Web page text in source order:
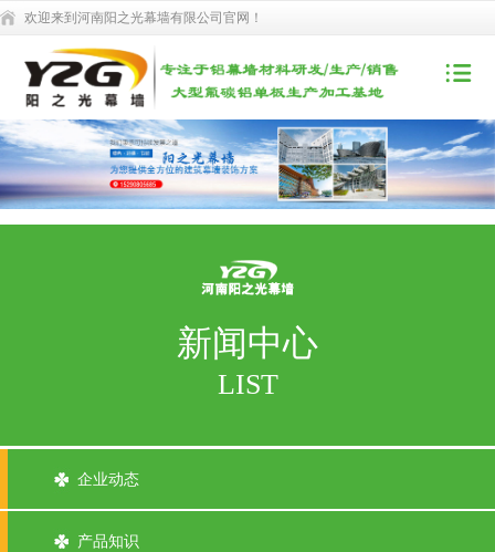
欢迎来到河南阳之光幕墙有限公司官网！
新闻中心
LIST
企业动态
产品知识